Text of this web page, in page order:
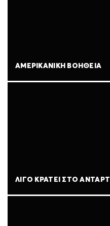
ΑΜΕΡΙΚΑΝΙΚΉ ΒΟΉΘΕΙΑ
ΛΊΓΟ ΚΡΆΤΕΙ ΣΤΟ